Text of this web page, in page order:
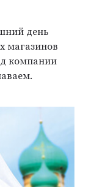
день
магазинов
компании